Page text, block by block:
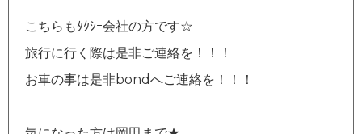
こちらもﾀｸｼｰ会社の方です☆
旅行に行く際は是非ご連絡を！！！
お車の事は是非bondへご連絡を！！！